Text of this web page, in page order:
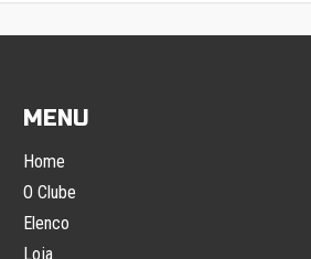
MENU
Home
O Clube
Elenco
Loja